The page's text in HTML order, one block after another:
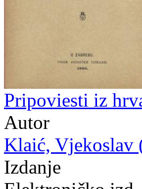
Pripoviesti iz
Autor
Klaić, Vjekoslav
Izdanje